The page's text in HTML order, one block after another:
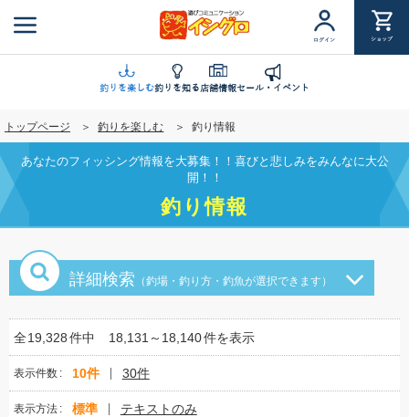
ン
に
移
動
ログイン ショップ
釣りを楽しむ釣りを知る店舗情報セール・イベント
トップページ 釣りを楽しむ 釣り情報
あなたのフィッシング情報を大募集！！喜びと悲しみをみんなに大公
開！！
釣り情報
詳細検索 （釣場・釣り方・釣魚が選択できます）
全19,328件中 18,131～18,140件を表示
表示件数 10件 30件
表示方法 標準 テキストのみ